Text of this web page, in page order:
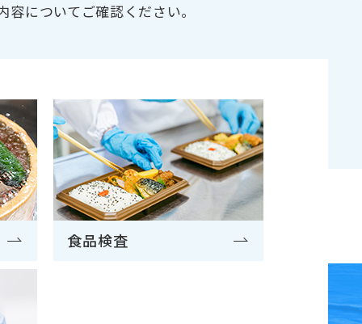
についてご確認ください。
食品検査